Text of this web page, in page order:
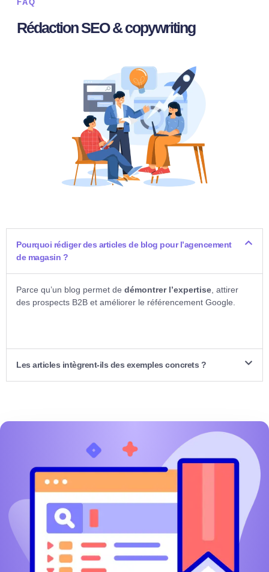
FAQ
Rédaction SEO & copywriting
Pourquoi rédiger des articles de blog pour l’agencement
de magasin ?
Parce qu’un blog permet de démontrer l’expertise , attirer
des prospects B2B et améliorer le référencement Google.
Les articles intègrent-ils des exemples concrets ?